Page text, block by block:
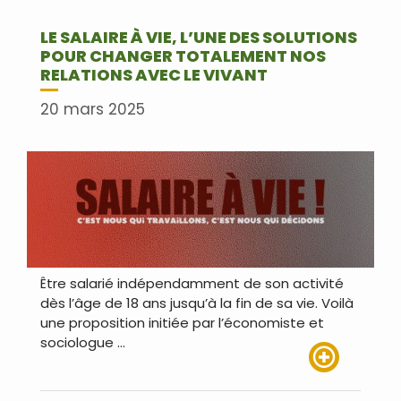
LE SALAIRE À VIE, L’UNE DES SOLUTIONS
POUR CHANGER TOTALEMENT NOS
RELATIONS AVEC LE VIVANT
20 mars 2025
Être salarié indépendamment de son activité
dès l’âge de 18 ans jusqu’à la fin de sa vie. Voilà
une proposition initiée par l’économiste et
sociologue …